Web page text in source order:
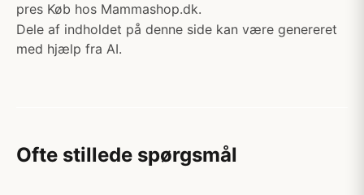
pres Køb hos Mammashop.dk.
Dele af indholdet på denne side kan være genereret
med hjælp fra AI.
Ofte stillede spørgsmål